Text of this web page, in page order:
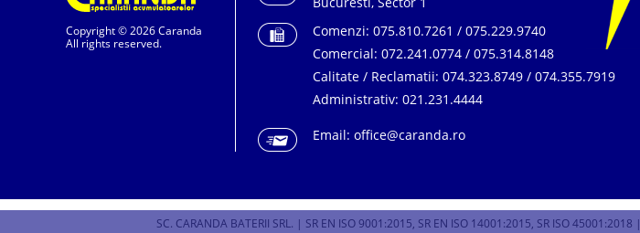
Copyright © 2026 Caranda
All rights reserved.
Comenzi: 075.810.7261 / 075.229.9740
Comercial: 072.241.0774 / 075.314.8148
Calitate / Reclamatii: 074.323.8749 / 074.355.7919
Administrativ: 021.231.4444
Email: office@caranda.ro
SC. CARANDA BATERII SRL. | SR EN ISO 9001:2015, SR EN ISO 14001:2015, SR ISO 45001:2018 |